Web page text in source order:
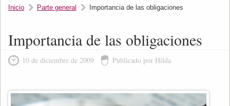
Inicio Parte general Importancia de las obligaciones
Importancia de las obligaciones
10 de diciembre de 2009 Publicado por Hilda